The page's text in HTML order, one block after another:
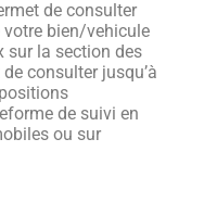
de consulter
bien/vehicule
sur la section des
consulter jusqu’à
de suivi en
ou sur